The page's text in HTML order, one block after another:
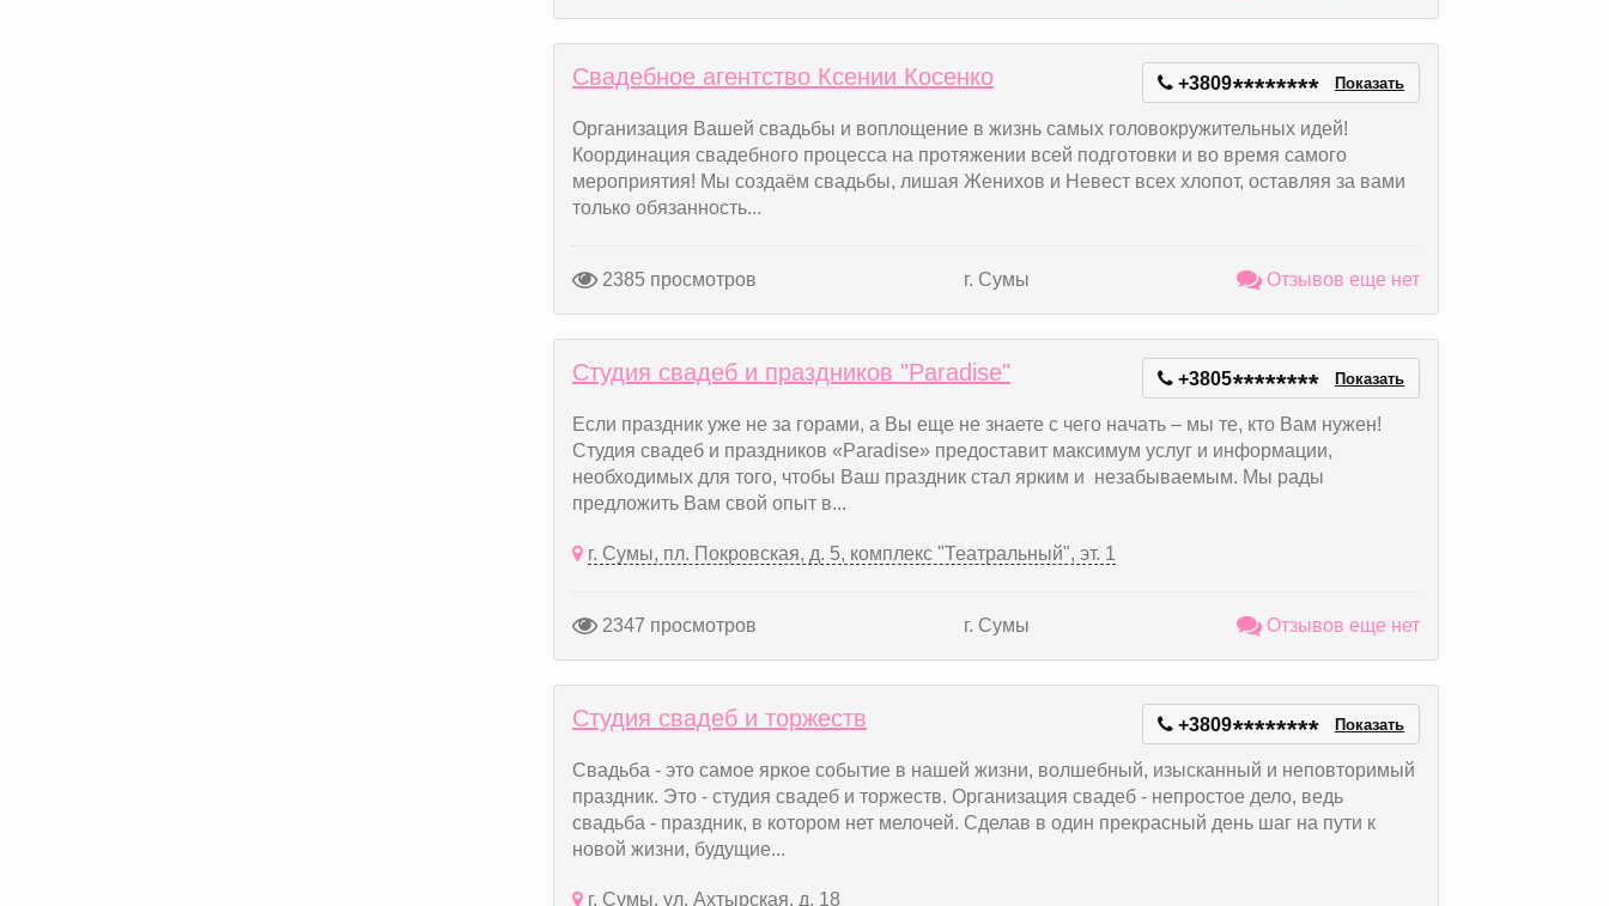
Свадебное агентство Ксении Косенко +3809******** Показать
Организация Вашей свадьбы и воплощение в жизнь самых головокружительных идей!
Координация свадебного процесса на протяжении всей подготовки и во время самого
мероприятия! Мы создаём свадьбы, лишая Женихов и Невест всех хлопот, оставляя за вами
только обязанность...
2385 просмотров г. Сумы Отзывов еще нет
Студия свадеб и праздников "Paradise" +3805******** Показать
Если праздник уже не за горами, а Вы еще не знаете с чего начать – мы те, кто Вам нужен!
Студия свадеб и праздников «Paradise» предоставит максимум услуг и информации,
необходимых для того, чтобы Ваш праздник стал ярким и незабываемым. Мы рады
предложить Вам свой опыт в...
г. Сумы, пл. Покровская, д. 5, комплекс "Театральный", эт. 1
2347 просмотров г. Сумы Отзывов еще нет
Студия свадеб и торжеств +3809******** Показать
Cвадьба - это самое яркое событие в нашей жизни, волшебный, изысканный и неповторимый
праздник. Это - студия свадеб и торжеств. Организация свадеб - непростое дело, ведь
свадьба - праздник, в котором нет мелочей. Сделав в один прекрасный день шаг на пути к
новой жизни, будущие...
г. Сумы, ул. Ахтырская, д. 18